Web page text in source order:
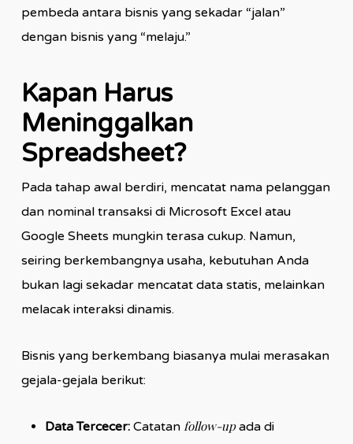
pembeda antara bisnis yang sekadar “jalan”
dengan bisnis yang “melaju.”
Kapan Harus
Meninggalkan
Spreadsheet?
Pada tahap awal berdiri, mencatat nama pelanggan
dan nominal transaksi di Microsoft Excel atau
Google Sheets mungkin terasa cukup. Namun,
seiring berkembangnya usaha, kebutuhan Anda
bukan lagi sekadar mencatat data statis, melainkan
melacak interaksi dinamis.
Bisnis yang berkembang biasanya mulai merasakan
gejala-gejala berikut:
Data Tercecer:Catatan follow-upada di